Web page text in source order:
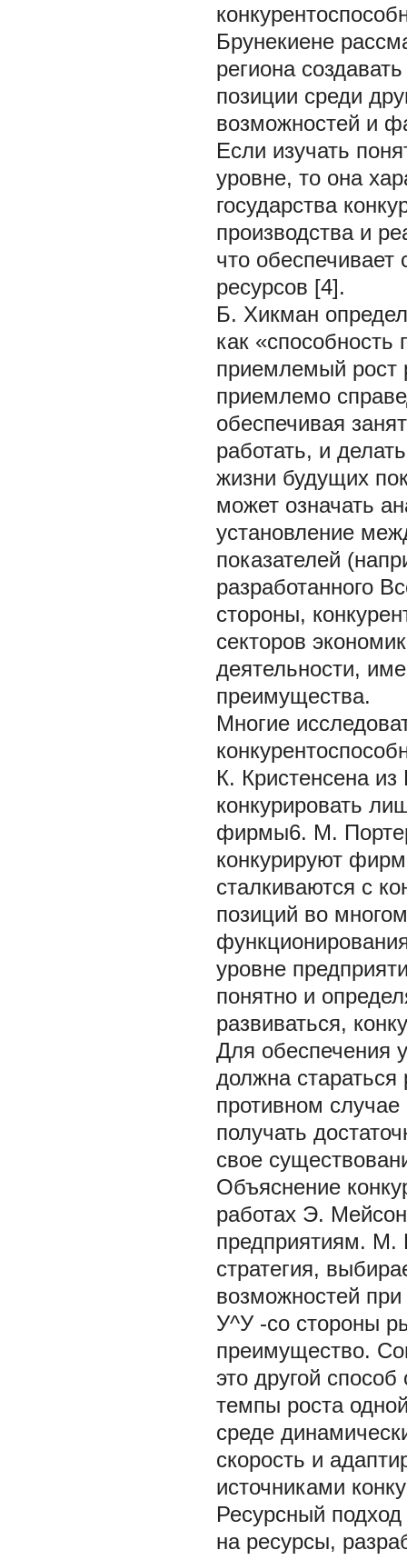
Брунекиене
региона
позиции среди
возможностей и
Если изучать
уровне, то она
государства
производства и
что
ресурсов [4].
Б. Хикман
как «способность
приемлемый рост
приемлемо
обеспечивая
работать, и
жизни будущих
может означать
установление
показателей
разработанного
стороны,
секторов
деятельности,
преимущества.
Многие
К. Кристенсена
конкурировать
фирмы6. М.
конкурируют
сталкиваются с
позиций во
уровне
понятно и
развиваться,
Для обеспечения
должна
противном
получать
свое
Объяснение
работах Э.
предприятиям. М.
стратегия,
возможностей
У^У -со стороны
преимущество.
это другой
темпы роста
среде
скорость и
источниками
Ресурсный
на ресурсы,